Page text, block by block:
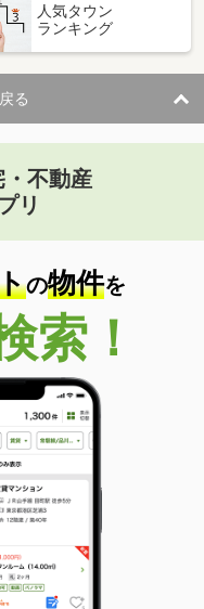
人気タウン
ランキング
る
不動産
リ
の物件を
索！